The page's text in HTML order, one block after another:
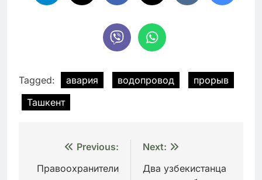
Tagged: авария водопровод
прорыв
Ташкент
Навигация
по
Previous:
Правоохранители
Next:
Два узбекистанца